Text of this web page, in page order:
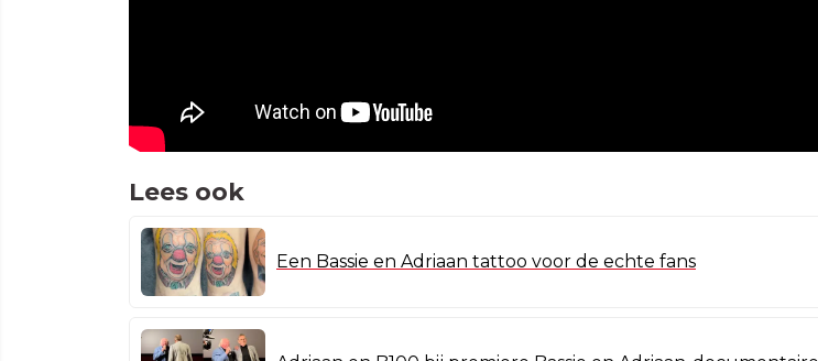
Lees ook
Een Bassie en Adriaan tattoo voor de echte fans